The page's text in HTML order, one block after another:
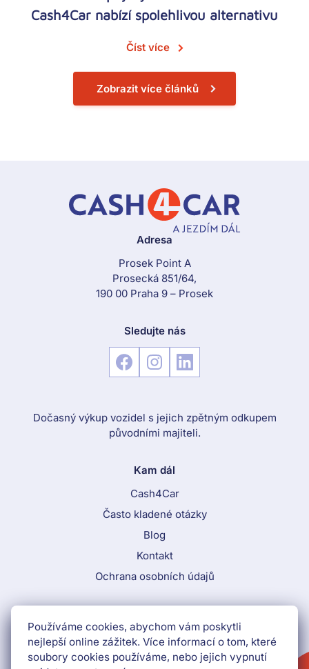
Cash4Car nabízí spolehlivou alternativu
Číst více
Zobrazit více článků
Adresa
Prosek Point A
Prosecká 851/64,
190 00 Praha 9 – Prosek
Sledujte nás
Dočasný výkup vozidel s jejich zpětným odkupem
původními majiteli.
Kam dál
Cash4Car
Často kladené otázky
Blog
Kontakt
Ochrana osobních údajů
Call To Action Menu
800 870 884
Používáme cookies, abychom vám poskytli
nejlepší online zážitek. Více informací o tom, které
soubory cookies používáme, nebo jejich vypnutí